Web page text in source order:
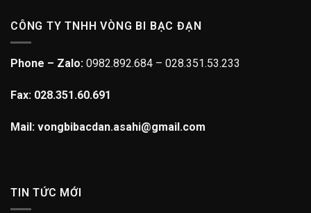
CÔNG TY TNHH VÒNG BI BẠC ĐẠN
Phone – Zalo: 0982.892.684 – 028.351.53.233
Fax: 028.351.60.691
Mail: vongbibacdan.asahi@gmail.com
TIN TỨC MỚI